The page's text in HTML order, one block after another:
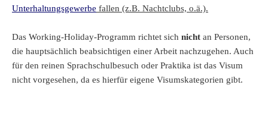
Unterhaltungsgewerbe fallen (z.B. Nachtclubs, o.ä.).
Das Working-Holiday-Programm richtet sich nicht an Personen,
die hauptsächlich beabsichtigen einer Arbeit nachzugehen. Auch
für den reinen Sprachschulbesuch oder Praktika ist das Visum
nicht vorgesehen, da es hierfür eigene Visumskategorien gibt.